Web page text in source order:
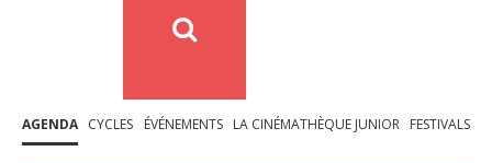
AGENDA CYCLES ÉVÉNEMENTS LA CINÉMATHÈQUE JUNIOR FESTIVALS